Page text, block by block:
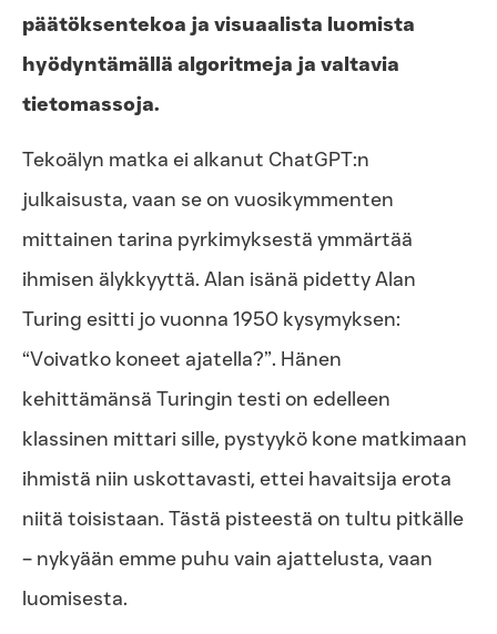
päätöksentekoa ja visuaalista luomista
hyödyntämällä algoritmeja ja valtavia
tietomassoja.
Tekoälyn matka ei alkanut ChatGPT:n
julkaisusta, vaan se on vuosikymmenten
mittainen tarina pyrkimyksestä ymmärtää
ihmisen älykkyyttä. Alan isänä pidetty Alan
Turing esitti jo vuonna 1950 kysymyksen:
“Voivatko koneet ajatella?”. Hänen
kehittämänsä Turingin testi on edelleen
klassinen mittari sille, pystyykö kone matkimaan
ihmistä niin uskottavasti, ettei havaitsija erota
niitä toisistaan. Tästä pisteestä on tultu pitkälle
– nykyään emme puhu vain ajattelusta, vaan
luomisesta.